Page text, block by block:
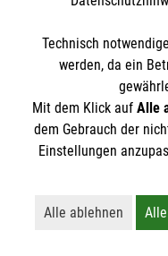
Cookies verwalten
Technisch
werden, da ein
Mit dem Klick auf Alle
dem Gebrauch der
Einstellungen
Alle ablehnen
Lehnt alle